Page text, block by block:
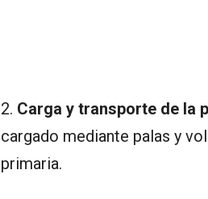
2. Carga y transporte de la
cargado mediante palas y
primaria.